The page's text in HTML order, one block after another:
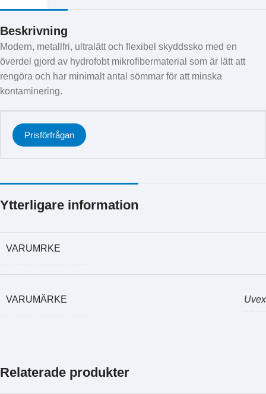
Beskrivning
Modern, metallfri, ultralätt och flexibel skyddssko med en
överdel gjord av hydrofobt mikrofibermaterial som är lätt att
rengöra och har minimalt antal sömmar för att minska
kontaminering.
Prisförfrågan
Ytterligare information
VARUMRKE
VARUMÄRKE Uvex
Relaterade produkter